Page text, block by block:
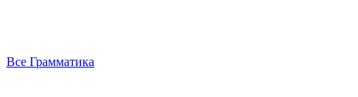
Все Грамматика